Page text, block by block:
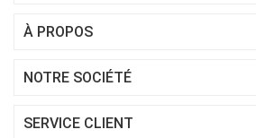
À PROPOS
NOTRE SOCIÉTÉ
SERVICE CLIENT